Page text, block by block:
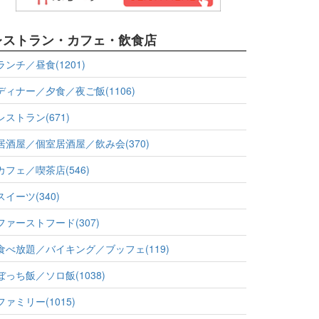
トラン・カフェ・飲食店
ンチ／昼食(1201)
ィナー／夕食／夜ご飯(1106)
ストラン(671)
酒屋／個室居酒屋／飲み会(370)
フェ／喫茶店(546)
イーツ(340)
ァーストフード(307)
べ放題／バイキング／ブッフェ(119)
っち飯／ソロ飯(1038)
ァミリー(1015)